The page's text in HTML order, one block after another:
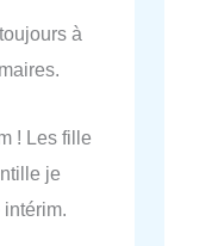
à
! Les fille
je